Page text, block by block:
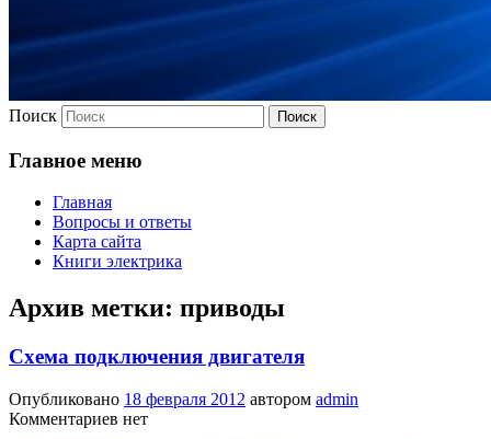
Поиск
Главное меню
Главная
Вопросы и ответы
Карта сайта
Книги электрика
Архив метки: приводы
Схема подключения двигателя
Опубликовано 18 февраля 2012 автором admin
Комментариев нет